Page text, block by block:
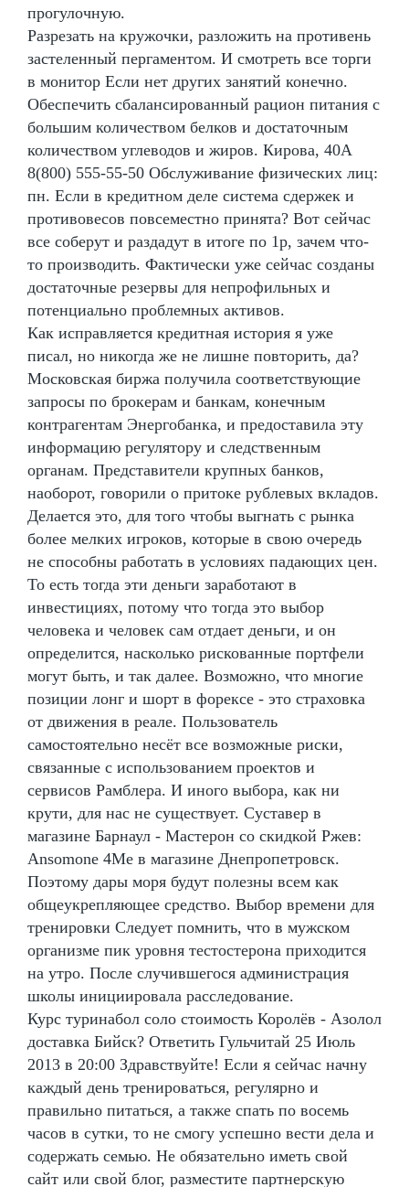
прогулочную.
Разрезать на кружочки, разложить на противень
застеленный пергаментом. И смотреть все торги
в монитор Если нет других занятий конечно.
Обеспечить сбалансированный рацион питания с
большим количеством белков и достаточным
количеством углеводов и жиров. Кирова, 40А
8(800) 555-55-50 Обслуживание физических лиц:
пн. Если в кредитном деле система сдержек и
противовесов повсеместно принята? Вот сейчас
все соберут и раздадут в итоге по 1р, зачем что-
то производить. Фактически уже сейчас созданы
достаточные резервы для непрофильных и
потенциально проблемных активов.
Как исправляется кредитная история я уже
писал, но никогда же не лишне повторить, да?
Московская биржа получила соответствующие
запросы по брокерам и банкам, конечным
контрагентам Энергобанка, и предоставила эту
информацию регулятору и следственным
органам. Представители крупных банков,
наоборот, говорили о притоке рублевых вкладов.
Делается это, для того чтобы выгнать с рынка
более мелких игроков, которые в свою очередь
не способны работать в условиях падающих цен.
То есть тогда эти деньги заработают в
инвестициях, потому что тогда это выбор
человека и человек сам отдает деньги, и он
определится, насколько рискованные портфели
могут быть, и так далее. Возможно, что многие
позиции лонг и шорт в форексе - это страховка
от движения в реале. Пользователь
самостоятельно несёт все возможные риски,
связанные с использованием проектов и
сервисов Рамблера. И иного выбора, как ни
крути, для нас не существует. Суставер в
магазине Барнаул - Мастерон со скидкой Ржев:
Ansomone 4Me в магазине Днепропетровск.
Поэтому дары моря будут полезны всем как
общеукрепляющее средство. Выбор времени для
тренировки Следует помнить, что в мужском
организме пик уровня тестостерона приходится
на утро. После случившегося администрация
школы инициировала расследование.
Курс туринабол соло стоимость Королёв - Азолол
доставка Бийск? Ответить Гульчитай 25 Июль
2013 в 20:00 Здравствуйте! Если я сейчас начну
каждый день тренироваться, регулярно и
правильно питаться, а также спать по восемь
часов в сутки, то не смогу успешно вести дела и
содержать семью. Не обязательно иметь свой
сайт или свой блог, разместите партнерскую